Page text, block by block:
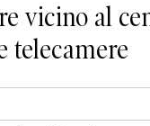
vicino al
telecamere